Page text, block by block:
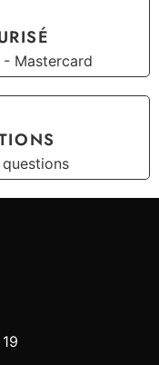
- Mastercard